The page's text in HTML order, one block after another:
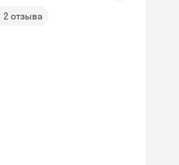
2 отзыва